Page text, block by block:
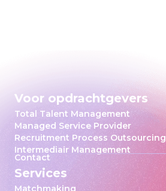
Voor opdrachtgevers
Total Talent Management
Managed Service Provider
Recruitment Process Outsourcing
Intermediair Management
Contact
Services
Matchmaking